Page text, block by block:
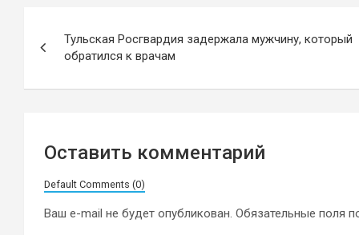
по
записям
Тульская Росгвардия задержала мужчину, который
обратился к врачам
Оставить комментарий
Default Comments (0)
Ваш e-mail не будет опубликован. Обязательные поля